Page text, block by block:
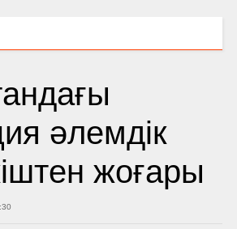
әлемдік
жоғары